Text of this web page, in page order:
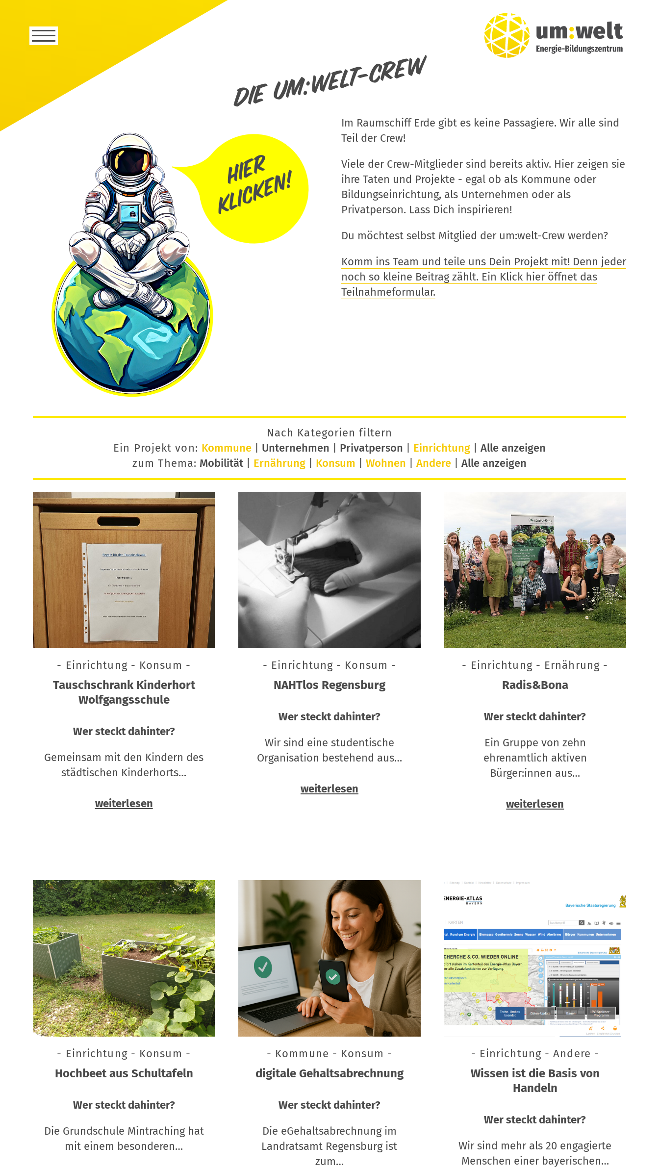
Die um:welt-Crew
Im Raumschiff Erde gibt es keine Passagiere. Wir alle sind
Teil der Crew!
Viele der Crew-Mitglieder sind bereits aktiv. Hier zeigen sie
ihre Taten und Projekte - egal ob als Kommune oder
Bildungseinrichtung, als Unternehmen oder als
Privatperson. Lass Dich inspirieren!
Du möchtest selbst Mitglied der um:welt-Crew werden?
Komm ins Team und teile uns Dein Projekt mit! Denn jeder
noch so kleine Beitrag zählt. Ein Klick hier öffnet das
Teilnahmeformular.
Nach Kategorien filtern
Ein Projekt von: Kommune| Unternehmen Privatperson Einrichtung| Alle anzeigen
zum Thema: Mobilität Ernährung Konsum Wohnen Andere Alle anzeigen
- Einrichtung - Konsum -
Tauschschrank Kinderhort
Wolfgangsschule
Wer steckt dahinter?
Gemeinsam mit den Kindern des
städtischen Kinderhorts…
weiterlesen
- Einrichtung - Konsum -
NAHTlos Regensburg
Wer steckt dahinter?
Wir sind eine studentische
Organisation bestehend aus…
weiterlesen
- Einrichtung - Ernährung -
Radis&Bona
Wer steckt dahinter?
Ein Gruppe von zehn
ehrenamtlich aktiven
Bürger:innen aus…
weiterlesen
- Einrichtung - Konsum -
Hochbeet aus Schultafeln
Wer steckt dahinter?
Die Grundschule Mintraching hat
mit einem besonderen…
- Kommune - Konsum -
digitale Gehaltsabrechnung
Wer steckt dahinter?
Die eGehaltsabrechnung im
Landratsamt Regensburg ist
zum…
- Einrichtung - Andere -
Wissen ist die Basis von
Handeln
Wer steckt dahinter?
Wir sind mehr als 20 engagierte
Menschen einer bayerischen…